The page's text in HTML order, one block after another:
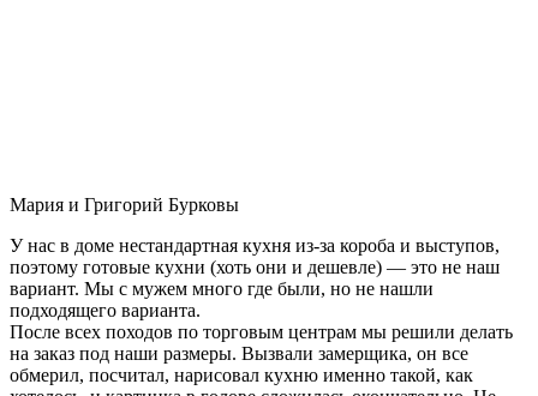
Мария и Григорий Бурковы
У нас в доме нестандартная кухня из-за короба и выступов,
поэтому готовые кухни (хоть они и дешевле) — это не наш
вариант. Мы с мужем много где были, но не нашли
подходящего варианта.
После всех походов по торговым центрам мы решили делать
на заказ под наши размеры. Вызвали замерщика, он все
обмерил, посчитал, нарисовал кухню именно такой, как